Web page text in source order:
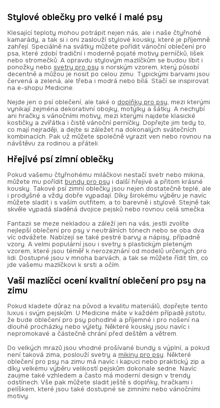
Stylové oblečky pro velké i malé psy
Klesající teploty mohou potrápit nejen nás, ale i naše čtyřnohé
kamarády, a tak si i oni zaslouží stylové kousky, které je příjemně
zahřejí. Speciálně na svátky můžete pořídit vánoční oblečení pro
psa, které zdobí tradiční i moderně pojaté motivy perníčků, lišek
nebo stromečků. A opravdu stylovým mazlíčkům se budou líbit i
ponožky nebo svetry pro psy s norským vzorem, který působí
decentně a můžou je nosit po celou zimu. Typickými barvami jsou
červená a zelená, ale třeba i modrá nebo bílá. Stačí se inspirovat
na e-shopu Medicine.
Nejde jen o psí oblečení, ale také o doplňky pro psy, mezi kterými
vynikají zejména dekorativní obojky, motýlky a šátky. A nechybí
ani hračky s vánočními motivy, mezi kterými najdete klasické
kostičky a zvířátka i čistě vánoční perníčky. Dopřejte jim tedy to,
co mají nejraději, a dejte si záležet na dokonalých svátečních
kombinacích. Pak už můžete společně vyrazit ven nebo rovnou na
návštěvu za rodinou a přáteli.
Hřejivé psí zimní oblečky
Pokud vašemu čtyřnohému miláčkovi nestačí svetr nebo mikina,
můžete mu pořídit bundy pro psy i další hřejivé a přitom krásné
kousky. Takové psí zimní oblečky jsou nejen dostatečně teplé, ale
i prodyšné a vždy dobře vypadají. Díky širokému výběru je navíc
můžete sladit i s vaším outfitem, a to barevně i stylově. Stejně tak
skvěle vypadá sladěná dvojice pejsků nebo rovnou celá smečka.
Fantazii se meze nekladou a záleží jen na vás, jestli zvolíte
nejlepší oblečení pro psy v neutrálních tónech nebo se oba dva
víc odvážete. Nabízejí se také pestré barvy a nápisy, případně
vzory. A velmi populární jsou i svetry s plastickým pleteným
vzorem, které jsou téměř k nerozeznání od modelů určených pro
lidi. Dostupné jsou v mnoha barvách, a tak se můžete řídit tím, co
jde vašemu mazlíčkovi k srsti a očím.
Vaši mazlíčci ocení kvalitní oblečení pro psy na
zimu
Pokud kladete důraz na původ a kvalitu materiálů, dopřejte tento
luxus i svým pejskům. U Medicine máte v každém případě jistotu,
že bude oblečení pro psy pohodlné a příjemné i pro nošení na
dlouhé procházky nebo výlety. Některé kousky jsou navíc i
nepromokavé a částečně chrání před deštěm a větrem.
Do velkých mrazů jsou vhodné prošívané bundy s výplní, a pokud
není taková zima, poslouží svetry a mikiny pro psy. Některé
oblečení pro psy na zimu má navíc i kapuci nebo praktický zip a
díky velkému výběru velikostí pejskům dokonale sedne. Navíc
zaujme také vzhledem a často má moderní design v trendy
odstínech. Vše pak můžete sladit ještě s doplňky, hračkami i
pelíškem, které jsou také dostupné se zimními nebo vánočními
motivy.